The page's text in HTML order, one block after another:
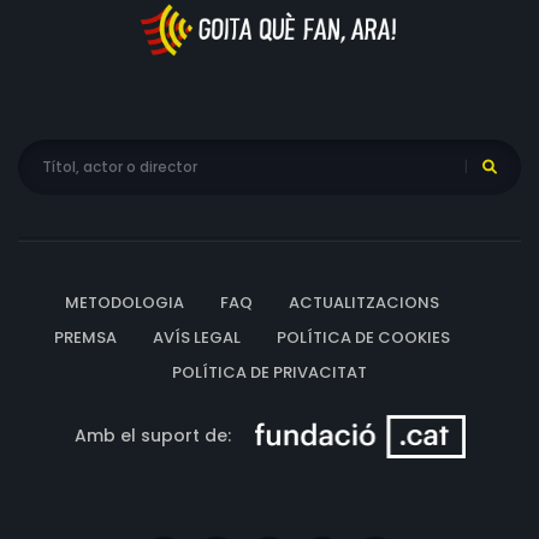
METODOLOGIA FAQ
ACTUALITZACIONS
PREMSA
AVÍS LEGAL
POLÍTICA DE COOKIES
POLÍTICA DE PRIVACITAT
Amb el suport de: